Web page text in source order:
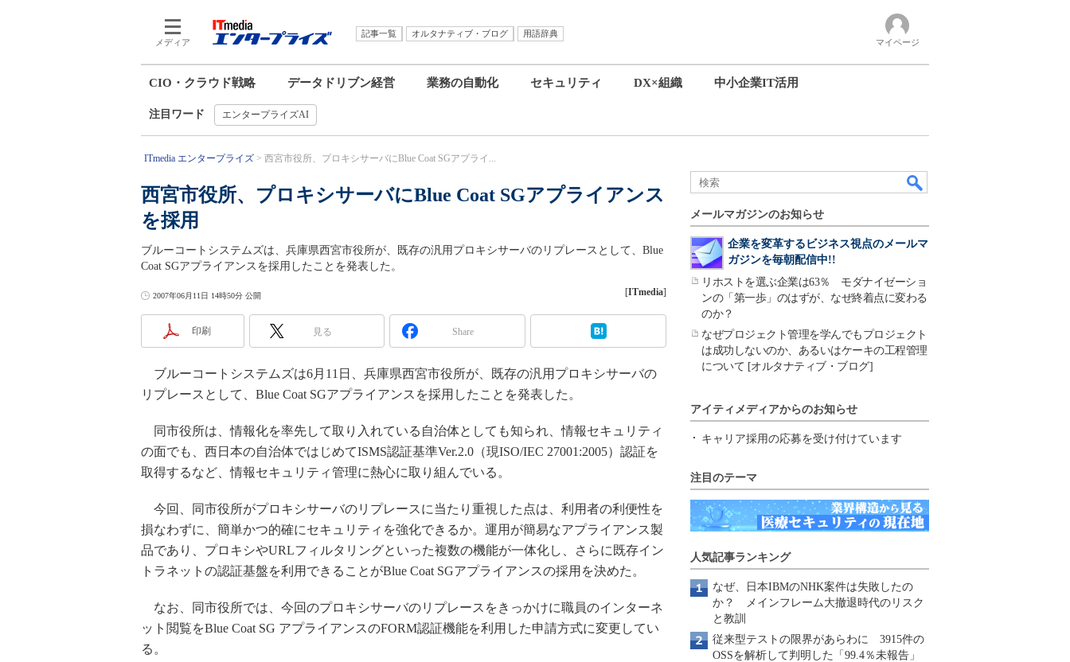
メディア
記事一覧 オルタナティブ・ブログ
用語辞典
マイページ
CIO・クラウド戦略 データドリブン経営 業務の自動化 セキュリティ DX×組織 中小企業IT活用
注目ワード エンタープライズAI
ITmedia エンタープライズ 西宮市役所、プロキシサーバにBlue Coat SGアプライ...
西宮市役所、プロキシサーバにBlue Coat SGアプライアンス
を採用
ブルーコートシステムズは、兵庫県西宮市役所が、既存の汎用プロキシサーバのリプレースとして、Blue
Coat SGアプライアンスを採用したことを発表した。
2007年06月11日 14時50分 公開 [ITmedia]
印刷 見る Share
ブルーコートシステムズは6月11日、兵庫県西宮市役所が、既存の汎用プロキシサーバの
リプレースとして、Blue Coat SGアプライアンスを採用したことを発表した。
同市役所は、情報化を率先して取り入れている自治体としても知られ、情報セキュリティ
の面でも、西日本の自治体ではじめてISMS認証基準Ver.2.0（現ISO/IEC 27001:2005）認証を
取得するなど、情報セキュリティ管理に熱心に取り組んでいる。
今回、同市役所がプロキシサーバのリプレースに当たり重視した点は、利用者の利便性を
損なわずに、簡単かつ的確にセキュリティを強化できるか。運用が簡易なアプライアンス製
品であり、プロキシやURLフィルタリングといった複数の機能が一体化し、さらに既存イン
トラネットの認証基盤を利用できることがBlue Coat SGアプライアンスの採用を決めた。
なお、同市役所では、今回のプロキシサーバのリプレースをきっかけに職員のインターネ
ット閲覧をBlue Coat SG アプライアンスのFORM認証機能を利用した申請方式に変更してい
る。
メールマガジンのお知らせ
企業を変革するビジネス視点のメールマ
ガジンを毎朝配信中!!
リホストを選ぶ企業は63％ モダナイゼーショ
ンの「第一歩」のはずが、なぜ終着点に変わる
のか？
なぜプロジェクト管理を学んでもプロジェクト
は成功しないのか、あるいはケーキの工程管理
について [オルタナティブ・ブログ]
アイティメディアからのお知らせ
キャリア採用の応募を受け付けています
注目のテーマ
人気記事ランキング
なぜ、日本IBMのNHK案件は失敗したの
か？ メインフレーム大撤退時代のリスク
と教訓
従来型テストの限界があらわに 3915件の
OSSを解析して判明した「99.4％未報告」